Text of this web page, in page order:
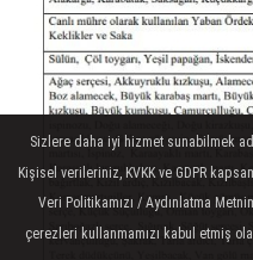
Sizlere daha iyi hizmet sunabilmek
Kişisel verileriniz, KVKK ve GDPR
Veri Politikamızı / Aydınlatma
çerezleri kullanmamızı kabul etmiş